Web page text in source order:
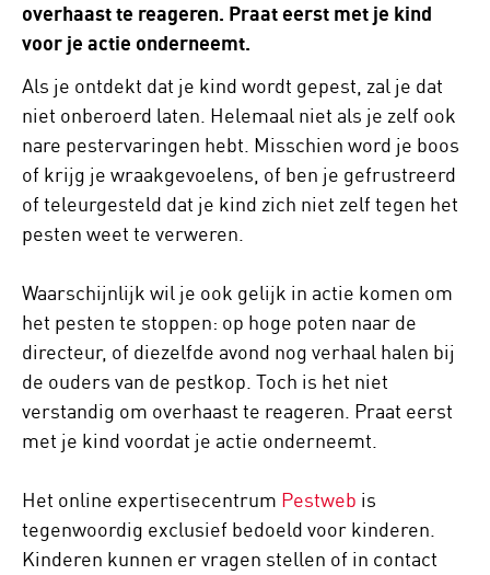
overhaast te reageren. Praat eerst met je kind
voor je actie onderneemt.
Als je ontdekt dat je kind wordt gepest, zal je dat
niet onberoerd laten. Helemaal niet als je zelf ook
nare pestervaringen hebt. Misschien word je boos
of krijg je wraakgevoelens, of ben je gefrustreerd
of teleurgesteld dat je kind zich niet zelf tegen het
pesten weet te verweren.
Waarschijnlijk wil je ook gelijk in actie komen om
het pesten te stoppen: op hoge poten naar de
directeur, of diezelfde avond nog verhaal halen bij
de ouders van de pestkop. Toch is het niet
verstandig om overhaast te reageren. Praat eerst
met je kind voordat je actie onderneemt.
Het online expertisecentrum Pestweb is
tegenwoordig exclusief bedoeld voor kinderen.
Kinderen kunnen er vragen stellen of in contact